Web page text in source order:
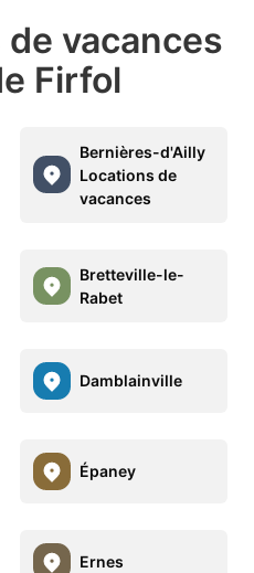
vacances
Firfol
Bernières-d'Ailly
Locations de
vacances
Bretteville-le-
Rabet
Damblainville
Épaney
Ernes